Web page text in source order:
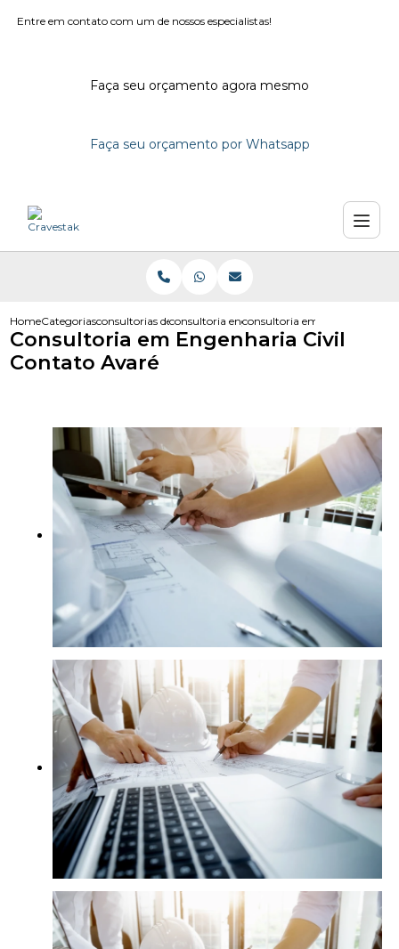
Entre em contato com um de nossos especialistas!
Faça seu orçamento agora mesmo
Faça seu orçamento por Whatsapp
HomeCategoriasconsultorias de engenhariaconsultoria engenharia em campinas
consultoria em engenharia
Consultoria em Engenharia Civil
Contato Avaré